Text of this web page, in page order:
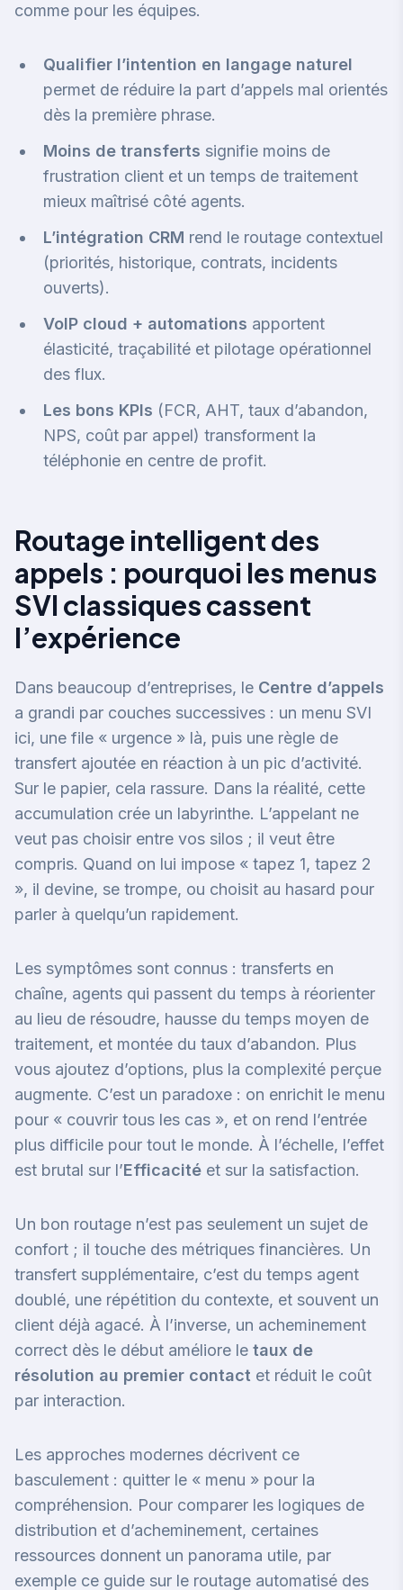
comme pour les équipes.
Qualifier l’intention en langage naturel
permet de réduire la part d’appels mal orientés
dès la première phrase.
Moins de transferts signifie moins de
frustration client et un temps de traitement
mieux maîtrisé côté agents.
L’intégration CRM rend le routage contextuel
(priorités, historique, contrats, incidents
ouverts).
VoIP cloud + automations apportent
élasticité, traçabilité et pilotage opérationnel
des flux.
Les bons KPIs (FCR, AHT, taux d’abandon,
NPS, coût par appel) transforment la
téléphonie en centre de profit.
Routage intelligent des
appels : pourquoi les menus
SVI classiques cassent
l’expérience
Dans beaucoup d’entreprises, le Centre d’appels
a grandi par couches successives : un menu SVI
ici, une file « urgence » là, puis une règle de
transfert ajoutée en réaction à un pic d’activité.
Sur le papier, cela rassure. Dans la réalité, cette
accumulation crée un labyrinthe. L’appelant ne
veut pas choisir entre vos silos ; il veut être
compris. Quand on lui impose « tapez 1, tapez 2
», il devine, se trompe, ou choisit au hasard pour
parler à quelqu’un rapidement.
Les symptômes sont connus : transferts en
chaîne, agents qui passent du temps à réorienter
au lieu de résoudre, hausse du temps moyen de
traitement, et montée du taux d’abandon. Plus
vous ajoutez d’options, plus la complexité perçue
augmente. C’est un paradoxe : on enrichit le menu
pour « couvrir tous les cas », et on rend l’entrée
plus difficile pour tout le monde. À l’échelle, l’effet
est brutal sur l’Efficacité et sur la satisfaction.
Un bon routage n’est pas seulement un sujet de
confort ; il touche des métriques financières. Un
transfert supplémentaire, c’est du temps agent
doublé, une répétition du contexte, et souvent un
client déjà agacé. À l’inverse, un acheminement
correct dès le début améliore le taux de
résolution au premier contact et réduit le coût
par interaction.
Les approches modernes décrivent ce
basculement : quitter le « menu » pour la
compréhension. Pour comparer les logiques de
distribution et d’acheminement, certaines
ressources donnent un panorama utile, par
exemple ce guide sur le routage automatisé des